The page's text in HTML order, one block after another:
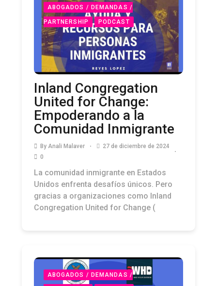
ABOGADOS / DEMANDAS /
PARTNERSHIP PODCAST
Inland Congregation
United for Change:
Empoderando a la
Comunidad Inmigrante
By Anali Malaver
27 de diciembre de 2024
0
La comunidad inmigrante en Estados
Unidos enfrenta desafíos únicos. Pero
gracias a organizaciones como Inland
Congregation United for Change (
ABOGADOS / DEMANDAS /